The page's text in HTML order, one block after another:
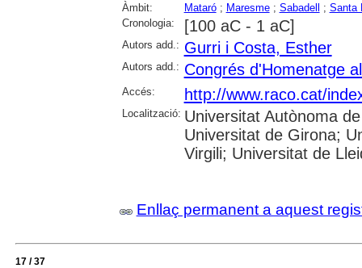
Àmbit:
Mataró; Maresme; Sabadell ; Santa
Cronologia:
[100 aC - 1 aC]
Autors add.: Gurri i Costa, Esther
Autors add.: Congrés d'Homenatge
Accés: http://www.raco.cat/
Localització: Universitat Autònoma
Universitat de Girona;
Virgili; Universitat de
Enllaç permanent a aquest
17 / 37